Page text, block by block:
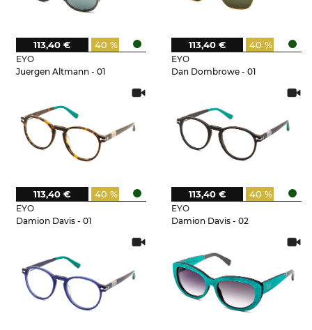
EYO
Juergen Altmann - 01
40 %
113,40 €
EYO
Dan Dombrowe - 01
40 %
113,40 €
EYO
Damion Davis - 01
40 %
113,40 €
EYO
Damion Davis - 02
40 %
113,40 €